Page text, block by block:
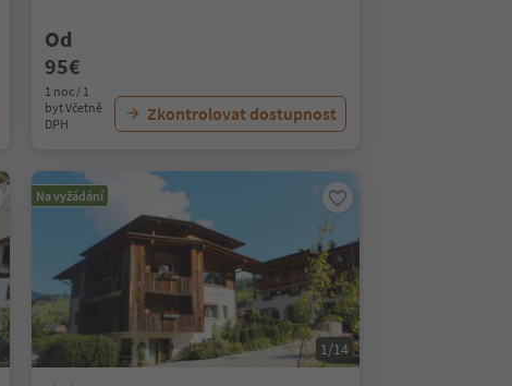
Od
95€
1 noc / 1
byt Včetně
DPH
Zkontrolovat dostupnost
Na vyžádání
1/14